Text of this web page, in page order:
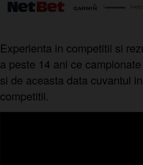
Experienta in competitii si
a peste 14 ani ce
si de aceasta data cuvantul
competitii.